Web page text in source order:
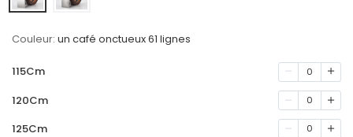
Couleur: un café onctueux 61 lignes
115Cm 0
120Cm 0
125Cm 0